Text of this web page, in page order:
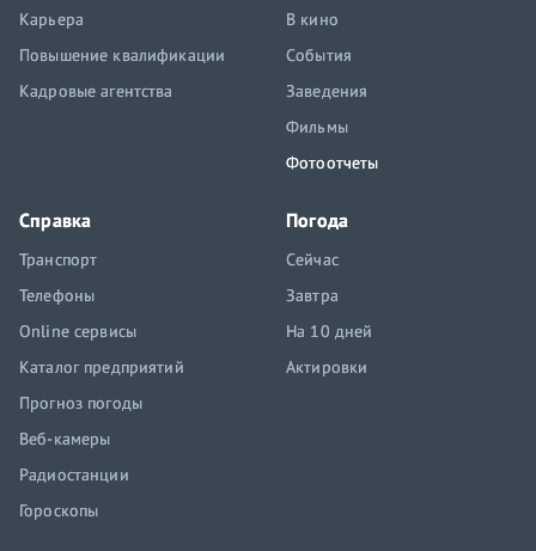
Карьера
Повышение квалификации
Кадровые агентства
В кино
События
Заведения
Фильмы
Фотоотчеты
Справка
Транспорт
Телефоны
Online сервисы
Каталог предприятий
Прогноз погоды
Веб-камеры
Радиостанции
Гороскопы
Погода
Сейчас
Завтра
На 10 дней
Актировки